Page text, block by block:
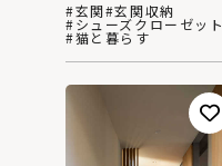
#玄関#玄関収納
#シューズクローゼット
#猫と暮らす